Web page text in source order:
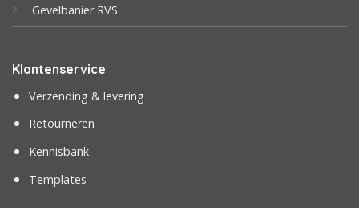
Gevelbanier RVS
Klantenservice
Verzending & levering
Retourneren
Kennisbank
Templates